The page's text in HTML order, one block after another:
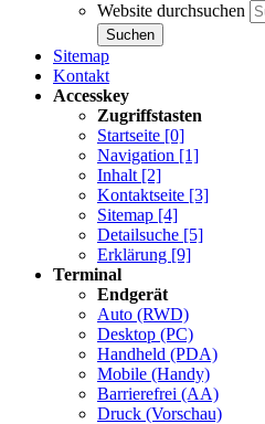
Website durchsuchen
Sitemap
Kontakt
Accesskey
Zugriffstasten
Startseite [0]
Navigation [1]
Inhalt [2]
Kontaktseite [3]
Sitemap [4]
Detailsuche [5]
Erklärung [9]
Terminal
Endgerät
Auto (RWD)
Desktop (PC)
Handheld (PDA)
Mobile (Handy)
Barrierefrei (AA)
Druck (Vorschau)